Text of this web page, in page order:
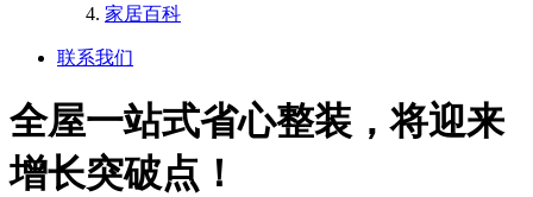
家居百科
联系我们
全屋一站式省心整装，将迎来
增长突破点！